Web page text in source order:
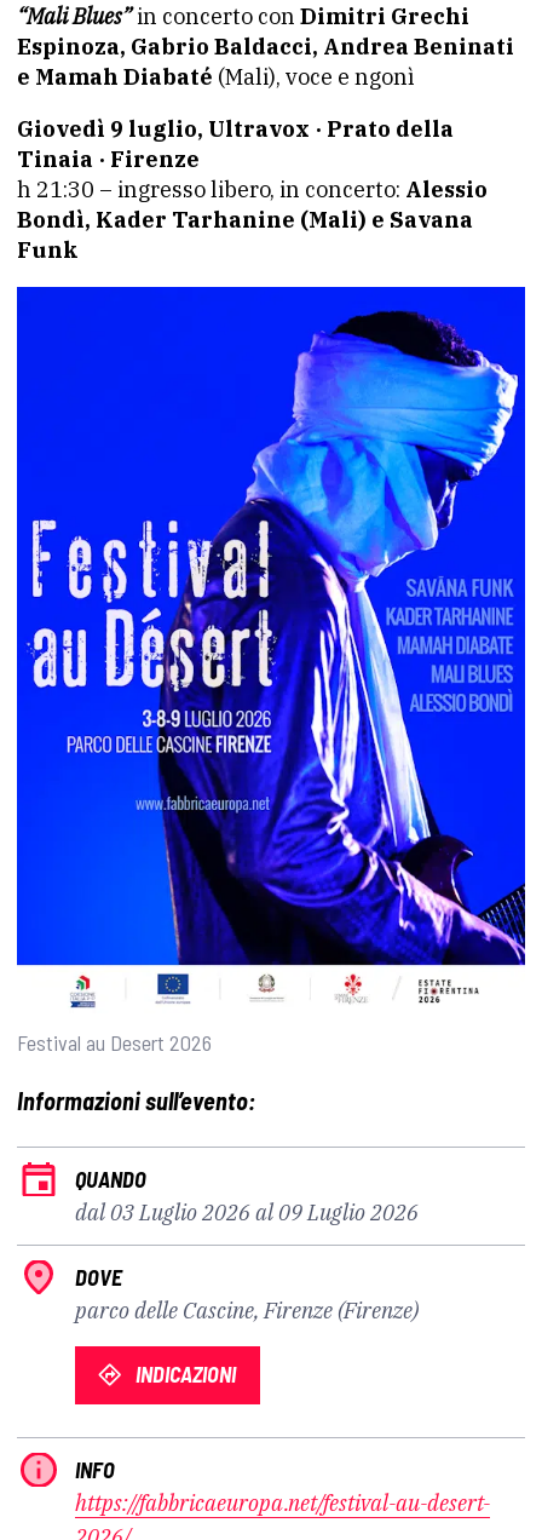
“Mali Blues”in concerto con Dimitri Grechi
Espinoza, Gabrio Baldacci, Andrea Beninati
e Mamah Diabaté (Mali), voce e ngonì
Giovedì 9 luglio, Ultravox · Prato della
Tinaia · Firenze
h 21:30 – ingresso libero, in concerto: Alessio
Bondì, Kader Tarhanine (Mali) e Savana
Funk
Festival au Desert 2026
Informazioni sull’evento:
QUANDO
dal 03 Luglio 2026 al 09 Luglio 2026
DOVE
parco delle Cascine, Firenze (Firenze)
INDICAZIONI
INFO
https://fabbricaeuropa.net/festival-au-desert-